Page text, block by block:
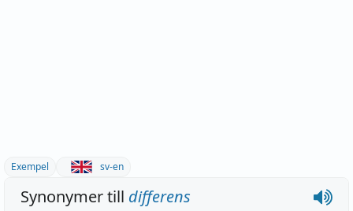
Exempel sv-en
Synonymer till differens